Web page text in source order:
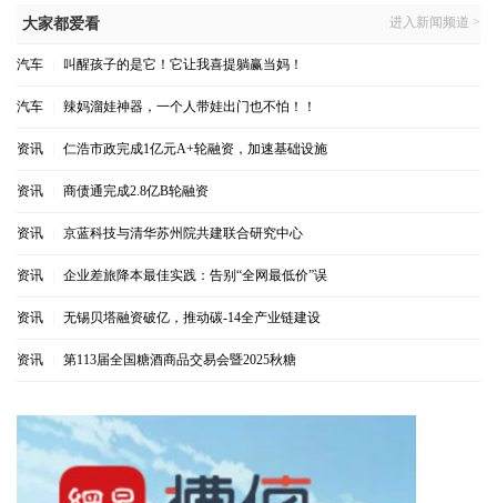
大家都爱看 进入新闻频道 >
汽车 叫醒孩子的是它！它让我喜提躺赢当妈！
汽车 辣妈溜娃神器，一个人带娃出门也不怕！！
资讯 仁浩市政完成1亿元A+轮融资，加速基础设施
资讯 商债通完成2.8亿B轮融资
资讯 京蓝科技与清华苏州院共建联合研究中心
资讯 企业差旅降本最佳实践：告别“全网最低价”误
资讯 无锡贝塔融资破亿，推动碳-14全产业链建设
资讯 第113届全国糖酒商品交易会暨2025秋糖